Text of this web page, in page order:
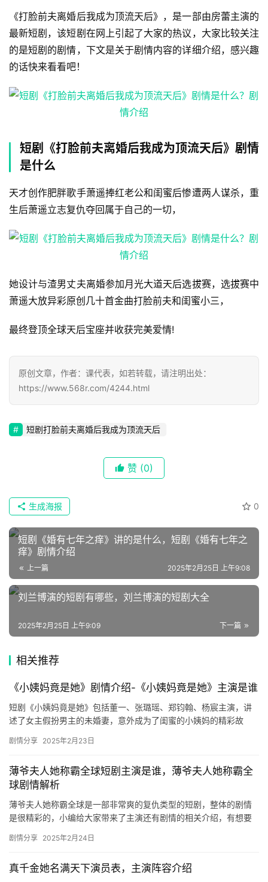
首
页
📖
集
🔥
热
榜
🌱
博
主
🎬
短
场
登录
《打脸前夫离婚后我成为顶流天后》，是一部由房蕾主演的
最新短剧，该短剧在网上引起了大家的热议，大家比较关注
的是短剧的剧情，下文是关于剧情内容的详细介绍，感兴趣
的话快来看看吧！
短剧《打脸前夫离婚后我成为顶流天后》剧情
是什么
天才创作肥胖歌手萧遥捧红老公和闺蜜后惨遭两人谋杀，重
生后萧遥立志复仇夺回属于自己的一切，
她设计与渣男丈夫离婚参加月光大道天后选拔赛，选拔赛中
萧遥大放异彩原创几十首金曲打脸前夫和闺蜜小三，
最终登顶全球天后宝座并收获完美爱情!
原创文章，作者：课代表，如若转载，请注明出处：
https://www.568r.com/4244.html
短剧打脸前夫离婚后我成为顶流天后
赞 (0)
0
生成海报
短剧《婚有七年之痒》讲的是什么，短剧《婚有七年之
痒》剧情介绍
上一篇 2025年2月25日 上午9:08
刘兰博演的短剧有哪些，刘兰博演的短剧大全
下一篇
2025年2月25日 上午9:09
相关推荐
《小姨妈竟是她》剧情介绍-《小姨妈竟是她》主演是谁
短剧《小姨妈竟是她》包括董一、张璐瑶、郑钧翰、杨宸主演，讲
述了女主假扮男主的未婚妻，意外成为了闺蜜的小姨妈的精彩故
是她…
剧情分享 2025年2月23日
薄爷夫人她称霸全球短剧主演是谁，薄爷夫人她称霸全
球剧情解析
薄爷夫人她称霸全球是一部非常爽的复仇类型的短剧，整体的剧情
是很精彩的，小编给大家带来了主演还有剧情的相关介绍，有想要
短剧…
剧情分享 2025年2月24日
真千金她名满天下演员表，主演阵容介绍